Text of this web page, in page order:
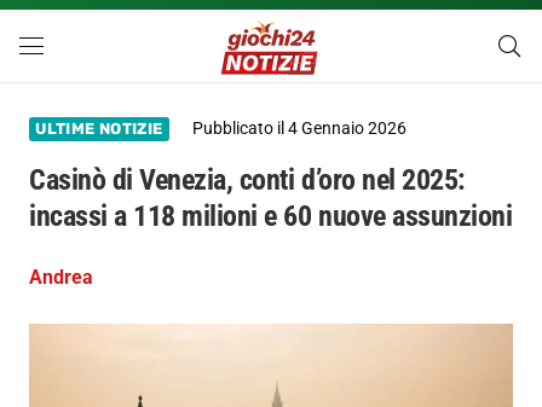
ULTIME NOTIZIE Pubblicato il4 Gennaio 2026
Casinò di Venezia, conti d’oro nel 2025:
incassi a 118 milioni e 60 nuove assunzioni
Andrea